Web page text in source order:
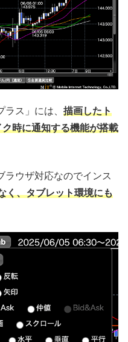
ス」には、 描画したト
時に通知する機能が搭載
ラウザ対応なのでインス
く、タブレット環境にも